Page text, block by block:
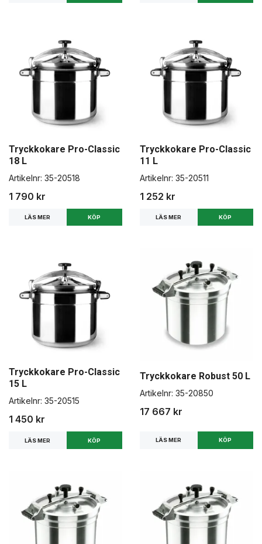
Tryckkokare Pro-Classic
18 L
Artikelnr: 35-20518
1 790 kr
LÄS MER
Tryckkokare Pro-Classic
11 L
Artikelnr: 35-20511
1 252 kr
LÄS MER
Tryckkokare Pro-Classic
15 L
Artikelnr: 35-20515
1 450 kr
LÄS MER
Tryckkokare Robust 50 L
Artikelnr: 35-20850
17 667 kr
LÄS MER